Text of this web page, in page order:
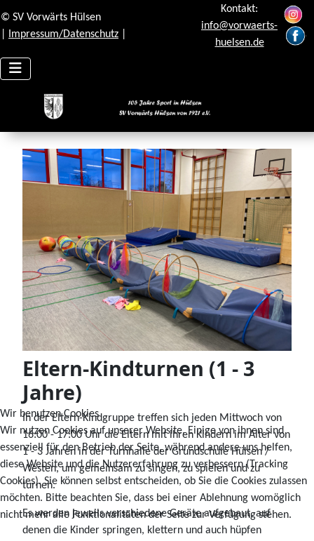
© SV Vorwärts Hülsen
Impressum/Datenschutz
Kontakt:
info@vorwaerts-
huelsen.de
Eltern-Kindturnen (1 - 3
Jahre)
In der Eltern-Kindgruppe treffen sich jeden Mittwoch von
16:00 - 17:00 Uhr die Eltern mit ihren Kindern im Alter von
1 - 3 Jahren in der Turnhalle der Grundschule Hülsen /
Westen, um gemeinsam zu singen, zu spielen und zu
turnen.
Es werden jeweils verschiedene Geräte aufgebaut, auf
denen die Kinder springen, klettern und auch hüpfen
Wir benutzen Cookies
Wir nutzen Cookies auf unserer Website. Einige von ihnen sind
essenziell für den Betrieb der Seite, während andere uns helfen,
diese Website und die Nutzererfahrung zu verbessern (Tracking
Cookies). Sie können selbst entscheiden, ob Sie die Cookies zulassen
möchten. Bitte beachten Sie, dass bei einer Ablehnung womöglich
nicht mehr alle Funktionalitäten der Seite zur Verfügung stehen.